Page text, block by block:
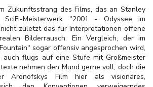
Zukunftsstrang des Films, das an Stanley
SciFi-Meisterwerk "2001 - Odyssee im
zuletzt das für Interpretationen offene
Bilderrausch. Ein Vergleich, der im
sogar offensiv angesprochen wird,
auch flugs auf eine Stufe mit Großmeister
nehmen den Mund gerne voll, doch die
Aronofskys Film hier als visionäres,